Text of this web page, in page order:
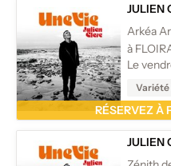
JULIEN
Arkéa
à
Le
Variété
RÉSERVEZ À
JULIEN